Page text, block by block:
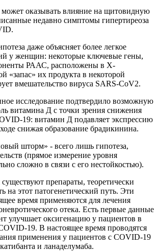
оказывать влияние на щитовидную
недавно симптомы гипертиреоза
даже объясняет более легкое
у женщин: некоторые ключевые гены,
РААС, расположены в Х-
«запас» их продукта в некоторой
вмешательство вируса SARS-CoV2.
исследование подтвердило возможную
витамина Д с точки зрения снижения
19: витамин Д подавляет экспрессию
снижая образование брадикинина.
шторм» - всего лишь гипотеза,
(прямое измерение уровня
сложно в связи с его нестойкостью).
препараты, теоретически
на этот патогенетический путь. Эти
время применяются для лечения
отека. Есть первые данные
улучшает оксигенацию у пациентов в
19. В настоящее время проводятся
применения у пациентов с COVID-19
и ланаделумаба.